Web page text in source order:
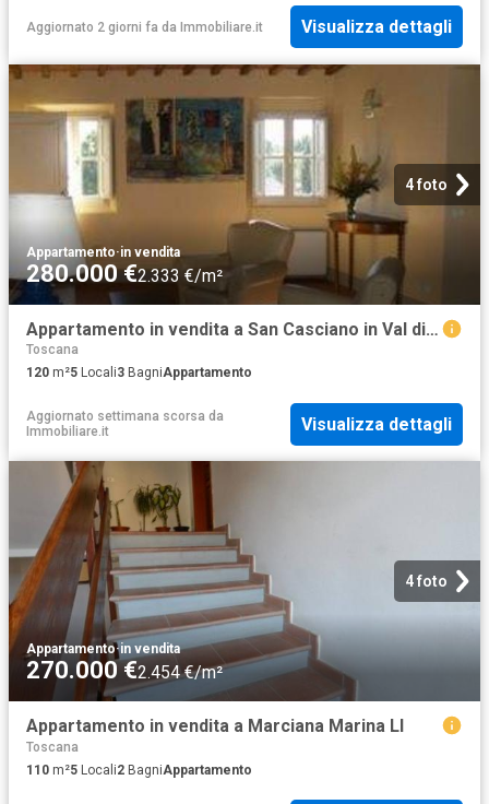
Aggiornato 2 giorni fa da Immobiliare.it Visualizza dettagli
4 foto
Appartamento·in vendita
280.000 €2.333 €/m²
Appartamento in vendita a San Casciano in Val di Pesa FI
Toscana
120 m²5 Locali3 BagniAppartamento
Aggiornato settimana scorsa da
Immobiliare.it
Visualizza dettagli
4 foto
Appartamento·in vendita
270.000 €2.454 €/m²
Appartamento in vendita a Marciana Marina LI
Toscana
110 m²5 Locali2 BagniAppartamento